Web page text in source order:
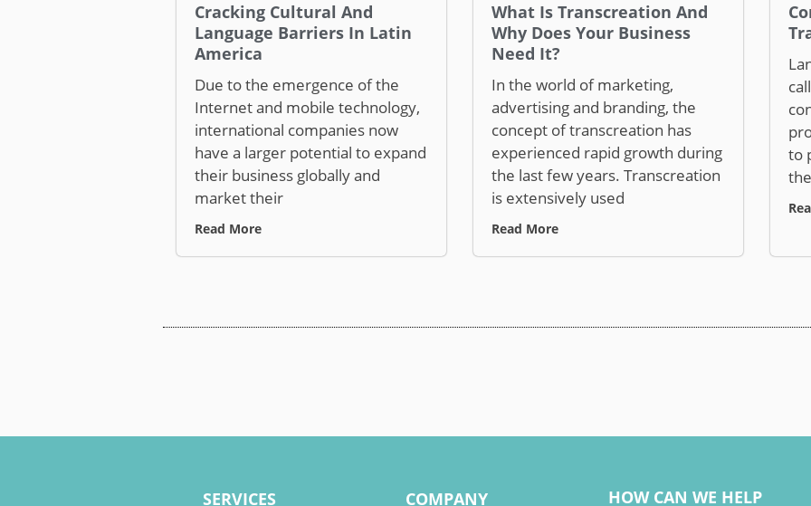
Cracking Cultural And
Language Barriers In Latin
America
Due to the emergence of the
Internet and mobile technology,
international companies now
have a larger potential to expand
their business globally and
market their
Read More
What Is Transcreation And
Why Does Your Business
Need It?
In the world of marketing,
advertising and branding, the
concept of transcreation has
experienced rapid growth during
the last few years. Transcreation
is extensively used
Read More
to
SERVICES COMPANY HOW CAN WE HELP